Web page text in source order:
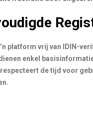
platform vrij van IDIN-
enkel
de tijd voor